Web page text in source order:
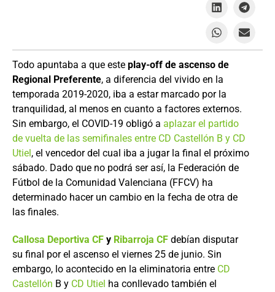
Todo apuntaba a que este play-off de ascenso de
Regional Preferente, a diferencia del vivido en la
temporada 2019-2020, iba a estar marcado por la
tranquilidad, al menos en cuanto a factores externos.
Sin embargo, el COVID-19 obligó a aplazar el partido
de vuelta de las semifinales entre CD Castellón B y CD
Utiel, el vencedor del cual iba a jugar la final el próximo
sábado. Dado que no podrá ser así, la Federación de
Fútbol de la Comunidad Valenciana (FFCV) ha
determinado hacer un cambio en la fecha de otra de
las finales.
Callosa Deportiva CF y Ribarroja CF debían disputar
su final por el ascenso el viernes 25 de junio. Sin
embargo, lo acontecido en la eliminatoria entre CD
Castellón B y CD Utiel ha conllevado también el